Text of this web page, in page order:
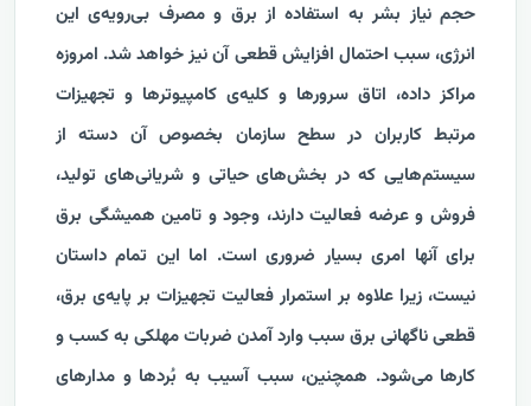
حجم نیاز بشر به استفاده از برق و مصرف بی‌رویه‌ی این
انرژی، سبب احتمال افزایش قطعی آن نیز خواهد شد. امروزه
مراکز داده، اتاق سرورها و کلیه‌ی کامپیوترها و تجهیزات
مرتبط کاربران در سطح سازمان بخصوص آن دسته از
سیستم‌هایی که در بخش‌های حیاتی و شریانی‌های تولید،
فروش و عرضه فعالیت دارند، وجود و تامین همیشگی برق
برای آنها امری بسیار ضروری است. اما این تمام داستان
نیست، زیرا علاوه بر استمرار فعالیت تجهیزات بر پایه‌ی برق،
قطعی ناگهانی برق سبب وارد آمدن ضربات مهلکی به کسب و
کارها می‌شود. همچنین، سبب آسیب به بُردها و مدارهای